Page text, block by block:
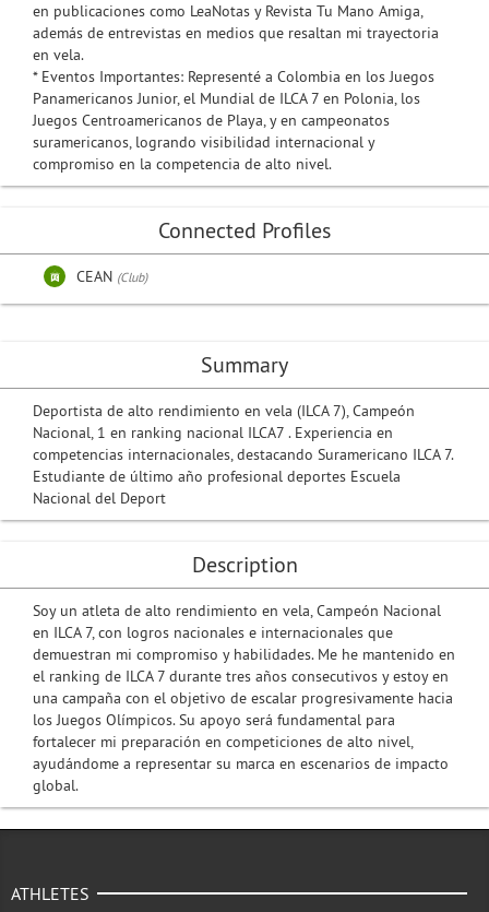
Summary
Deportista de alto rendimiento en vela (ILCA 7), Campeón
Nacional, 1 en ranking nacional ILCA7 . Experiencia en
competencias internacionales, destacando Suramericano ILCA 7.
Estudiante de último año profesional deportes Escuela
Nacional del Deport
Description
Soy un atleta de alto rendimiento en vela, Campeón Nacional
en ILCA 7, con logros nacionales e internacionales que
demuestran mi compromiso y habilidades. Me he mantenido en
el ranking de ILCA 7 durante tres años consecutivos y estoy en
una campaña con el objetivo de escalar progresivamente hacia
los Juegos Olímpicos. Su apoyo será fundamental para
fortalecer mi preparación en competiciones de alto nivel,
ayudándome a representar su marca en escenarios de impacto
global.
en publicaciones como LeaNotas y Revista Tu Mano Amiga,
además de entrevistas en medios que resaltan mi trayectoria
en vela.
* Eventos Importantes: Representé a Colombia en los Juegos
Panamericanos Junior, el Mundial de ILCA 7 en Polonia, los
Juegos Centroamericanos de Playa, y en campeonatos
suramericanos, logrando visibilidad internacional y
compromiso en la competencia de alto nivel.
Connected Profiles
CEAN (Club)
ATHLETES